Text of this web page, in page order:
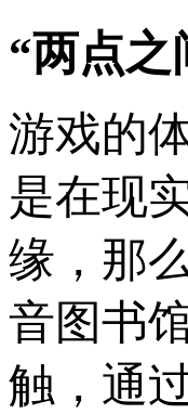
“两点之
游戏的
是在现
缘，那
音图书
触，通